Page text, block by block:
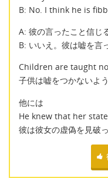
B: No. I think he is
A: 彼の言ったこと信じ
B: いいえ。彼は嘘を言
Children are taught
子供は嘘をつかないよ
他には
He knew that her
彼は彼女の虚偽を見破